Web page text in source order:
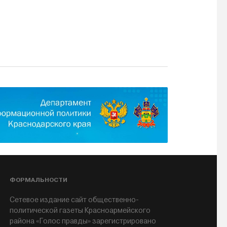
ФОРМАЛЬНОСТИ
Сетевое издание сайт общественно-
политической газеты Красноармейского
района «Голос правды» зарегистрировано